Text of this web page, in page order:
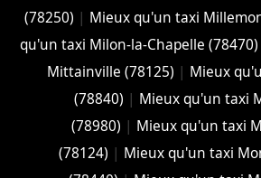
(78250) | Mieux qu'un taxi
qu'un taxi Milon-la-Chapelle (78470)
Mittainville (78125) | Mieux
(78840) | Mieux qu'un taxi
(78980) | Mieux qu'un taxi
(78124) | Mieux qu'un taxi